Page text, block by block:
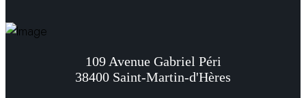
109 Avenue Gabriel Péri
38400 Saint-Martin-d'Hères